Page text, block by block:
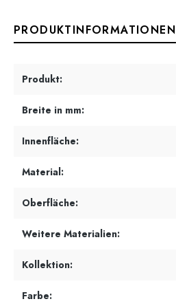
PRODUKTINFORMATIONEN
Produkt:
Breite in mm:
Innenfläche:
Material:
Oberfläche:
Weitere Materialien:
Kollektion:
Farbe: